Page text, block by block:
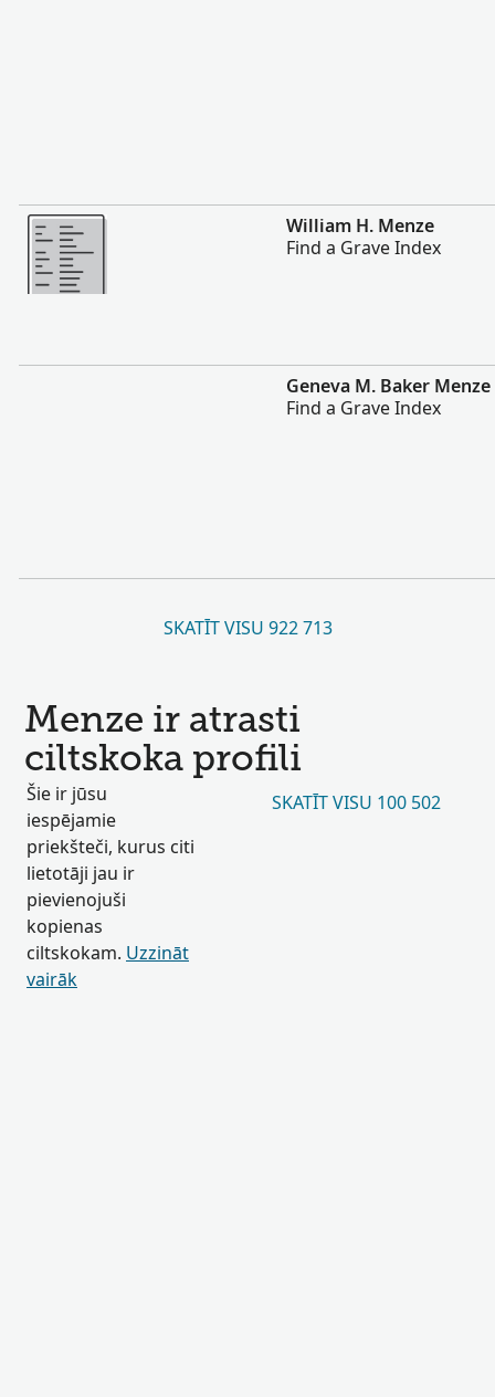
Vairāk
William H. Menze
Find a Grave Index
Geneva M. Baker Menze
Find a Grave Index
SKATĪT VISU 922 713
Menze ir atrasti
ciltskoka profili
Šie ir jūsu
iespējamie
priekšteči, kurus citi
lietotāji jau ir
pievienojuši
kopienas
ciltskokam. Uzzināt
vairāk
SKATĪT VISU 100 502